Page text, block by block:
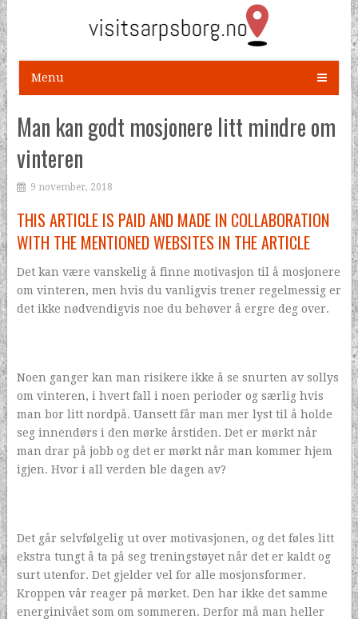
Menu
Man kan godt mosjonere litt mindre om
vinteren
9 november, 2018
THIS ARTICLE IS PAID AND MADE IN COLLABORATION
WITH THE MENTIONED WEBSITES IN THE ARTICLE
Det kan være vanskelig å finne motivasjon til å mosjonere
om vinteren, men hvis du vanligvis trener regelmessig er
det ikke nødvendigvis noe du behøver å ergre deg over.
Noen ganger kan man risikere ikke å se snurten av sollys
om vinteren, i hvert fall i noen perioder og særlig hvis
man bor litt nordpå. Uansett får man mer lyst til å holde
seg innendørs i den mørke årstiden. Det er mørkt når
man drar på jobb og det er mørkt når man kommer hjem
igjen. Hvor i all verden ble dagen av?
Det går selvfølgelig ut over motivasjonen, og det føles litt
ekstra tungt å ta på seg treningstøyet når det er kaldt og
surt utenfor. Det gjelder vel for alle mosjonsformer.
Kroppen vår reager på mørket. Den har ikke det samme
energinivået som om sommeren. Derfor må man heller